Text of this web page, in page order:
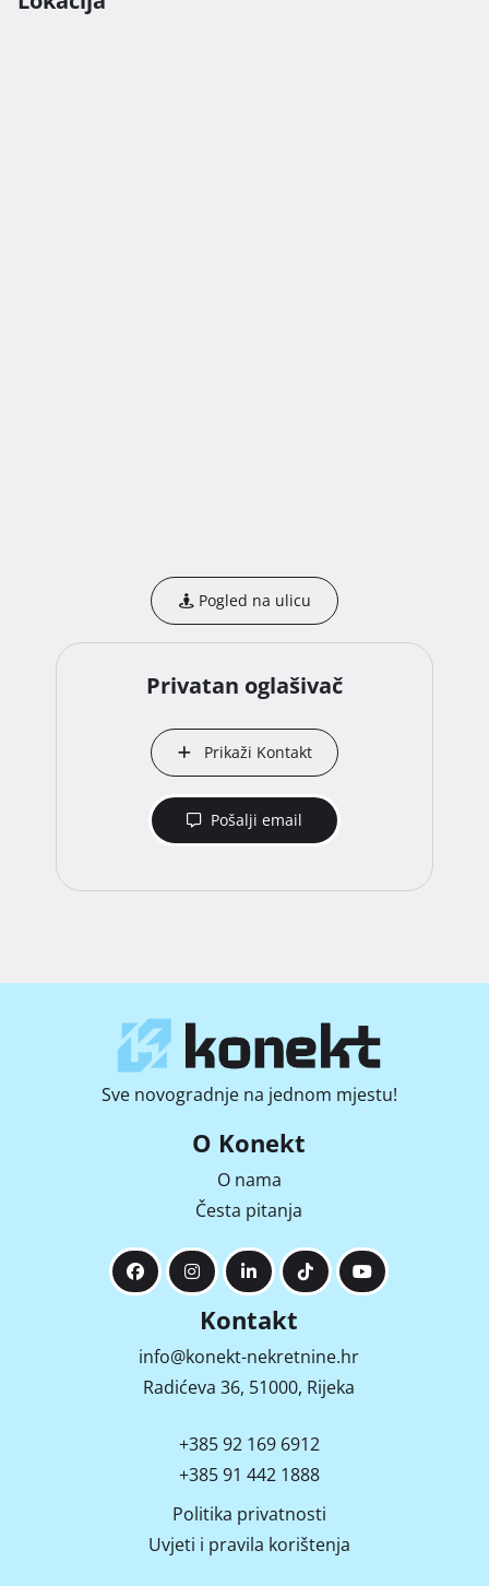
Pogled na ulicu
Privatan oglašivač
Prikaži Kontakt
Pošalji email
Sve novogradnje na jednom mjestu!
O Konekt
O nama
Česta pitanja
Kontakt
info@konekt-nekretnine.hr
Radićeva 36, 51000, Rijeka
+385 92 169 6912
+385 91 442 1888
Politika privatnosti
Uvjeti i pravila korištenja